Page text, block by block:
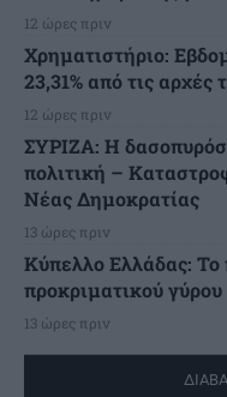
12 ώρες πριν
Χρηματιστήριο:
23,31% από τις αρχές
12 ώρες πριν
ΣΥΡΙΖΑ: Η
πολιτική –
Νέας Δημοκρατίας
13 ώρες πριν
Κύπελλο Ελλάδας: Το
προκριματικού γύρου
13 ώρες πριν